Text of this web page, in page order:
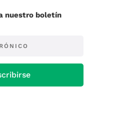
nuestro boletín